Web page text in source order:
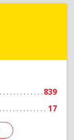
839
17
Зуево г,